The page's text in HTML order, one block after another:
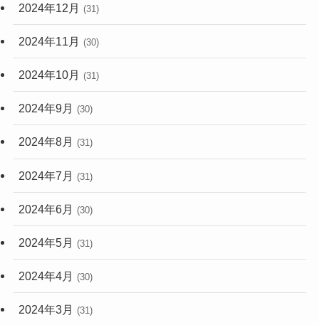
2024年12月 (31)
2024年11月 (30)
2024年10月 (31)
2024年9月 (30)
2024年8月 (31)
2024年7月 (31)
2024年6月 (30)
2024年5月 (31)
2024年4月 (30)
2024年3月 (31)